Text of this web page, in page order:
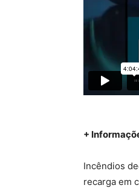
+
Incêndios
recarga em